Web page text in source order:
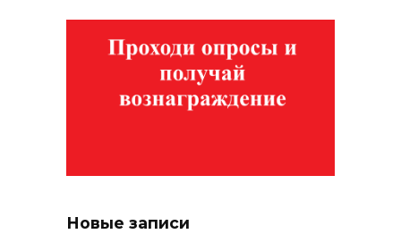
Новые записи